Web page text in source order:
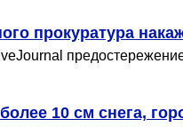
прокуратура
10 см снега,